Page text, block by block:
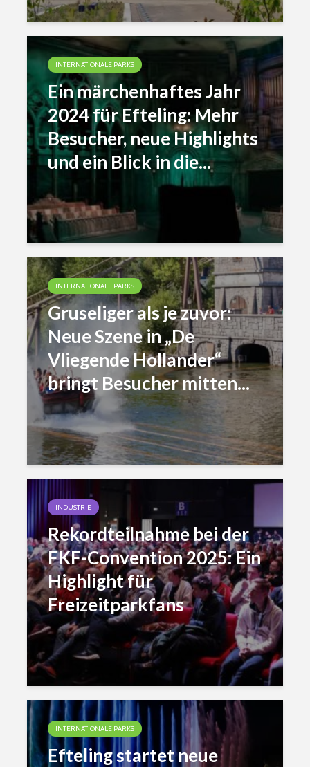
INTERNATIONALE PARKS
Ein märchenhaftes Jahr
2024 für Efteling: Mehr
Besucher, neue Highlights
und ein Blick in die...
INTERNATIONALE PARKS
Gruseliger als je zuvor:
Neue Szene in „De
Vliegende Hollander“
bringt Besucher mitten...
INDUSTRIE
Rekordteilnahme bei der
FKF-Convention 2025: Ein
Highlight für
Freizeitparkfans
INTERNATIONALE PARKS
Efteling startet neue